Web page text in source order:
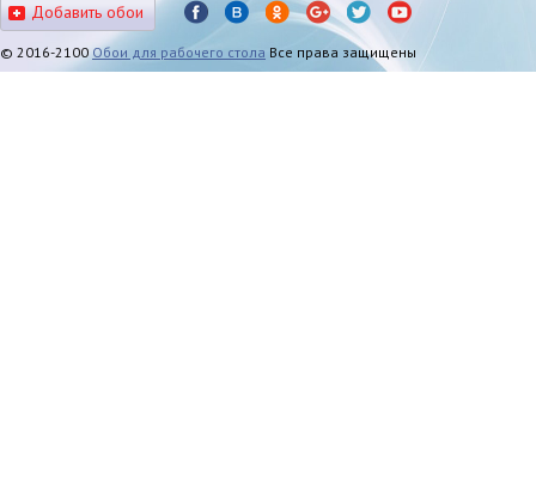
Добавить обои
© 2016-2100Обои для рабочего стола Все права защищены